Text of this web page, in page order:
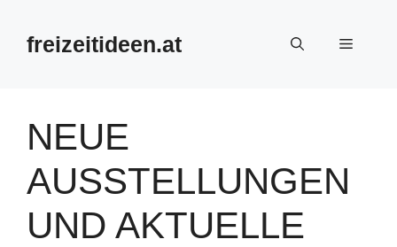
Inhalt
springenfreizeitideen.at Menü
NEUE
AUSSTELLUNGEN
UND AKTUELLE